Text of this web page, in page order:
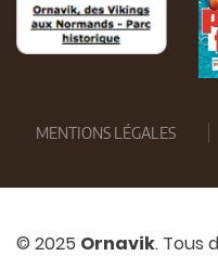
MENTIONS LÉGALES
© 2025 Ornavik. Tous